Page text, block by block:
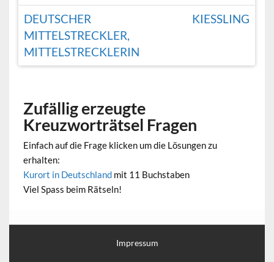
DEUTSCHER
MITTELSTRECKLER,
MITTELSTRECKLERIN
KIESSLING
Zufällig erzeugte
Kreuzworträtsel Fragen
Einfach auf die Frage klicken um die Lösungen zu
erhalten:
Kurort in Deutschland mit 11 Buchstaben
Viel Spass beim Rätseln!
Impressum